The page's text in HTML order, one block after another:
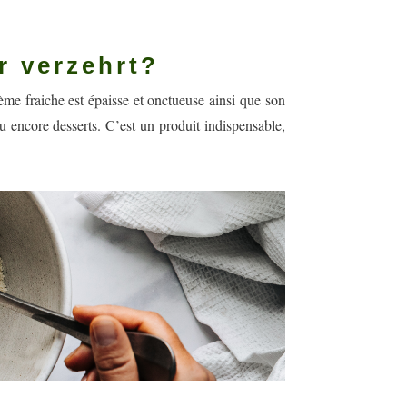
verzehrt?
fraiche est épaisse et onctueuse ainsi que son
desserts. C’est un produit indispensable,